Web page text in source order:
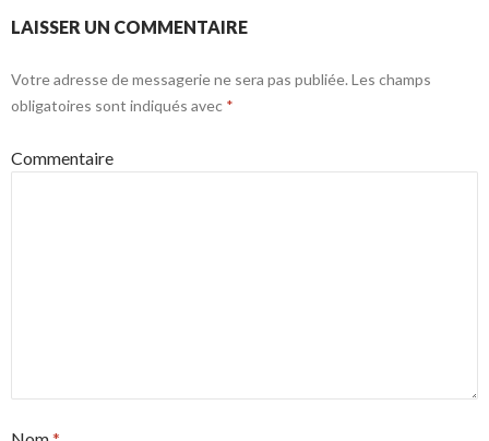
LAISSER UN COMMENTAIRE
Votre adresse de messagerie ne sera pas publiée. Les champs
obligatoires sont indiqués avec *
Commentaire